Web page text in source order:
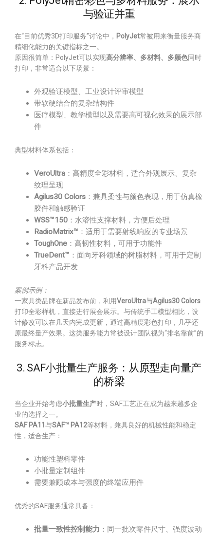
与验证并重
在“目前优秀3D打印服务”讨论中， PolyJet常被用来衡量服务商
精细化能力的关键指标之一。
原因很简单：PolyJet可以实现高分辨率、多材料、多颜色同时
打印，非常适合以下场景：
外观验证模型、工业设计评审模型
带软硬结合的复杂结构件
医疗模型、教学模型以及需要高可视化效果的展示部
件
典型材料体系包括：
VeroUltra ：高精度全彩材料，适合外观展示、复杂
纹理呈现
Agilus30 Colors ：兼具柔性与颜色表现，用于仿真橡
胶件和触感验证
WSS™150 ：水溶性支撑材料，方便后处理
RadioMatrix™ ：适用于需要射线响应的专业场景
ToughOne ：高韧性材料，可用于功能件
TrueDent™ ：面向牙科领域的树脂材料，可用于定制
牙科产品开发
案例示例：
一家具类品牌在新品发布前，利用VeroUltra与Agilus30 Colors
打印全彩样机，直接进行展会展示。与传统手工模型相比，设
计修改可以在几天内完成更新，通过高精度彩色打印，几乎还
原最终量产效果。这类服务能力常被设计团队视为“排名靠前”的
服务标志。
3. SAF小批量生产服务：从原型走向量产
的桥梁
当企业开始考虑小批量生产时，SAF工艺正在成为越来越多企
业的选择之一。
SAF PA11 与SAF™ PA12等材料，兼具良好的机械性能和稳定
性，适合生产：
功能性塑料零件
小批量定制组件
需要兼顾成本与强度的终端应用件
优秀的SAF服务通常具备：
批量一致性控制能力 ：同一批次零件尺寸、强度波动